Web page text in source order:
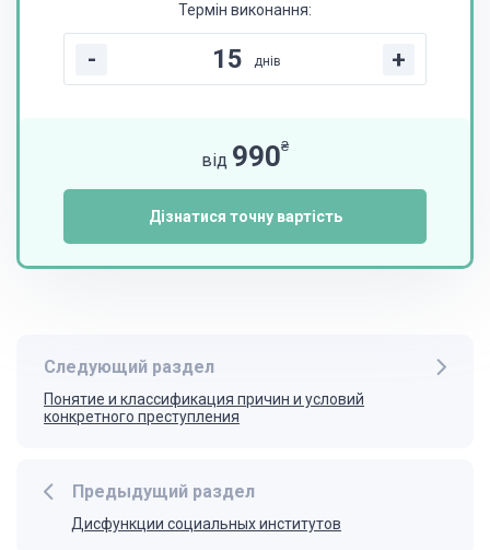
Термін виконання:
- днів +
від 990₴
Дізнатися точну вартість
Предыдущий раздел
Дисфункции социальных институтов
Следующий раздел
Понятие и классификация причин и условий
конкретного преступления